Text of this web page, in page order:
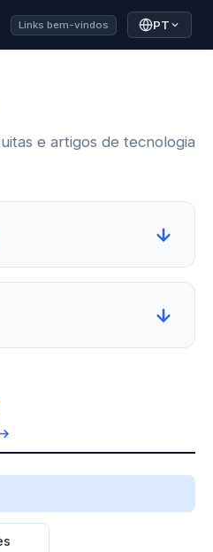
Links bem-vindos PT
e artigos de tecnologia